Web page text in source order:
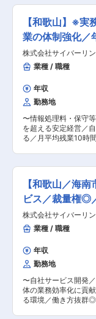
容のご説明等など
帰社（翌日以降の訪
退社 既存顧客への提案・フォローがメインです。
郵便局の制服を着用
いただきやすく、ア
ドルが低い点も特徴
い」「お願いしてよ
だけたときに、大き
れます。 また原付での営業活動が基本のため、入
社後の研修で安全に
す。 ■キャリアパス 班長・チームリーダー → 教
育トレーナー・トッ
長可能。ほかにもキ
す。 ■モデル年収 主任：450〜670万円（在職最
年少26歳）／課長代
職最年少35歳）／
（在職最年少37歳） 変更の範囲：会社の定める
業務
※エクステリアとは
庭や外壁などの建物
直近では、数億円規
も行っており、IT周
います ■業務詳細： 初めは、キッティング及び
ヘルプデスク業務の
・PCの新規導入 ・
ィング業務 ・ヘルプ
範囲は、ご経験・ス
ただきます。 ゆくゆ
ラ・ネットワークの
義・詳細設計等、開
とが可能です。 ■入社後の流れ： 教育体制が整
っており、ご入社後
ャリアアップ環境が
い方もご安心くださ
ります。 ∟部長50
名、40代1名）、主
名）、一般30代1名、
について： DX化を積
成機能で、お好みの
レーションができ、
無料アプリ『メタバ
ど、リアルとネット
ています。
【和歌山】※
業の体制強化／
株式会社サイバーリ
業種 / 職種
年収
勤務地
〜情報処理料・保守
を超える安定経営／
る／月平均残業10時間〜 ■業務概要： 東
性が高まっておりま
務局として組織を守
【課題】 現在もセ
するメンバー(3名)は
のセキュリティ要望
キュリティ知識の底上げが
細： ◇各部門（主に
キュリティ体制の棚
への報告書作成など
るルールや体制の整
計 等 【業務の進め方
行うため、すべてを
いません。 ■配属先情報： クラウド基盤事業室
クラウド基盤部 情報
30代主任1名、メン
ートナー1名 ■魅力： リモート勤務制度（出勤日
【和歌山／海
ビス／裁量権◎
株式会社サイバーリ
業種 / 職種
年収
勤務地
〜自社サービス開発
体の業務効率化に貢
る環境／働き方抜群